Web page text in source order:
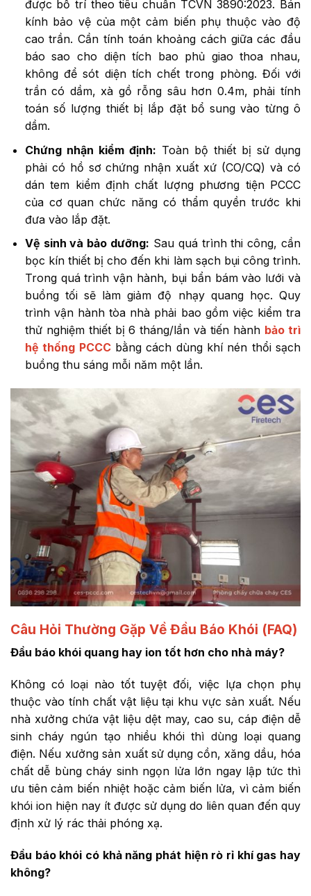
được bố trí theo tiêu chuẩn TCVN 3890:2023. Bán
kính bảo vệ của một cảm biến phụ thuộc vào độ
cao trần. Cần tính toán khoảng cách giữa các đầu
báo sao cho diện tích bao phủ giao thoa nhau,
không để sót diện tích chết trong phòng. Đối với
trần có dầm, xà gồ rỗng sâu hơn 0.4m, phải tính
toán số lượng thiết bị lắp đặt bổ sung vào từng ô
dầm.
Chứng nhận kiểm định: Toàn bộ thiết bị sử dụng
phải có hồ sơ chứng nhận xuất xứ (CO/CQ) và có
dán tem kiểm định chất lượng phương tiện PCCC
của cơ quan chức năng có thẩm quyền trước khi
đưa vào lắp đặt.
Vệ sinh và bảo dưỡng: Sau quá trình thi công, cần
bọc kín thiết bị cho đến khi làm sạch bụi công trình.
Trong quá trình vận hành, bụi bẩn bám vào lưới và
buồng tối sẽ làm giảm độ nhạy quang học. Quy
trình vận hành tòa nhà phải bao gồm việc kiểm tra
thử nghiệm thiết bị 6 tháng/lần và tiến hành bảo trì
hệ thống PCCCbằng cách dùng khí nén thổi sạch
buồng thu sáng mỗi năm một lần.
Câu Hỏi Thường Gặp Về Đầu Báo Khói (FAQ)
Đầu báo khói quang hay ion tốt hơn cho nhà máy?
Không có loại nào tốt tuyệt đối, việc lựa chọn phụ
thuộc vào tính chất vật liệu tại khu vực sản xuất. Nếu
nhà xưởng chứa vật liệu dệt may, cao su, cáp điện dễ
sinh cháy ngún tạo nhiều khói thì dùng loại quang
điện. Nếu xưởng sản xuất sử dụng cồn, xăng dầu, hóa
chất dễ bùng cháy sinh ngọn lửa lớn ngay lập tức thì
ưu tiên cảm biến nhiệt hoặc cảm biến lửa, vì cảm biến
khói ion hiện nay ít được sử dụng do liên quan đến quy
định xử lý rác thải phóng xạ.
Đầu báo khói có khả năng phát hiện rò rỉ khí gas hay
không?